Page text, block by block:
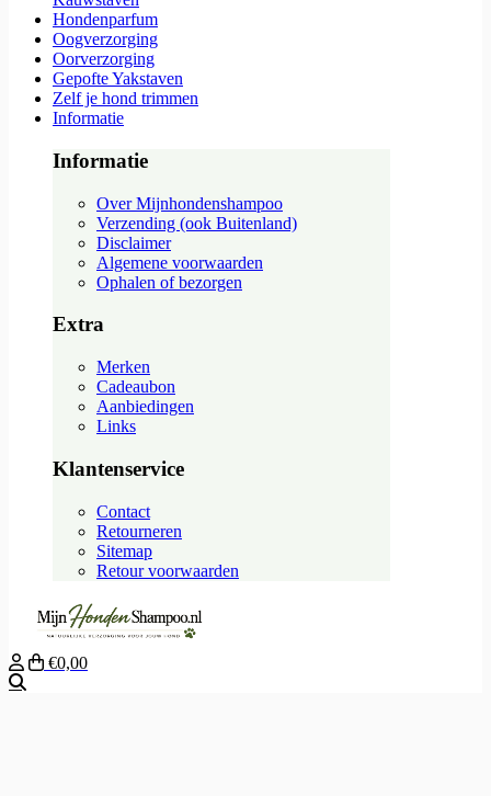
Hondenparfum
Oogverzorging
Oorverzorging
Gepofte Yakstaven
Zelf je hond trimmen
Informatie
Informatie
Over Mijnhondenshampoo
Verzending (ook Buitenland)
Disclaimer
Algemene voorwaarden
Ophalen of bezorgen
Extra
Merken
Cadeaubon
Aanbiedingen
Links
Klantenservice
Contact
Retourneren
Sitemap
Retour voorwaarden
€0,00